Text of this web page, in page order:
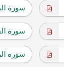
سورة
سورة
سورة